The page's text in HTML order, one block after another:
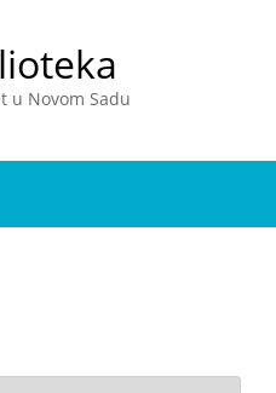
u Novom Sadu